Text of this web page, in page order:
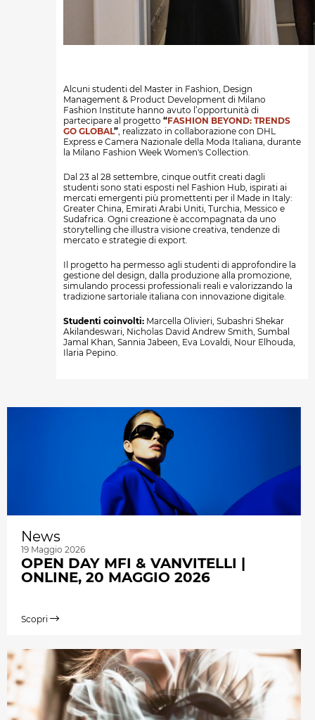
Alcuni studenti del Master in Fashion, Design
Management & Product Development di Milano
Fashion Institute hanno avuto l’opportunità di
partecipare al progetto “FASHION BEYOND: TRENDS
GO GLOBAL”, realizzato in collaborazione con DHL
Express e Camera Nazionale della Moda Italiana, durante
la Milano Fashion Week Women's Collection.
Dal 23 al 28 settembre, cinque outfit creati dagli
studenti sono stati esposti nel Fashion Hub, ispirati ai
mercati emergenti più promettenti per il Made in Italy:
Greater China, Emirati Arabi Uniti, Turchia, Messico e
Sudafrica. Ogni creazione è accompagnata da uno
storytelling che illustra visione creativa, tendenze di
mercato e strategie di export.
Il progetto ha permesso agli studenti di approfondire la
gestione del design, dalla produzione alla promozione,
simulando processi professionali reali e valorizzando la
tradizione sartoriale italiana con innovazione digitale.
Studenti coinvolti: Marcella Olivieri, Subashri Shekar
Akilandeswari, Nicholas David Andrew Smith, Sumbal
Jamal Khan, Sannia Jabeen, Eva Lovaldi, Nour Elhouda,
Ilaria Pepino.
News
19 Maggio 2026
OPEN DAY MFI & VANVITELLI |
ONLINE, 20 MAGGIO 2026
Scopri